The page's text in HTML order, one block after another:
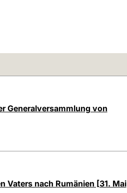
Generalversammlung von
Vaters nach Rumänien [31. Mai